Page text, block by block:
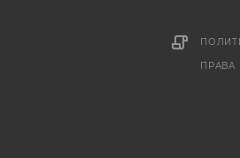
ПРАВА